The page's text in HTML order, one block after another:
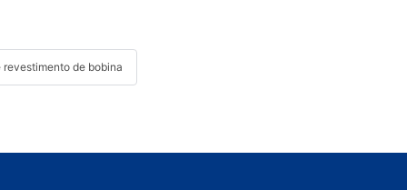
revestimento de bobina